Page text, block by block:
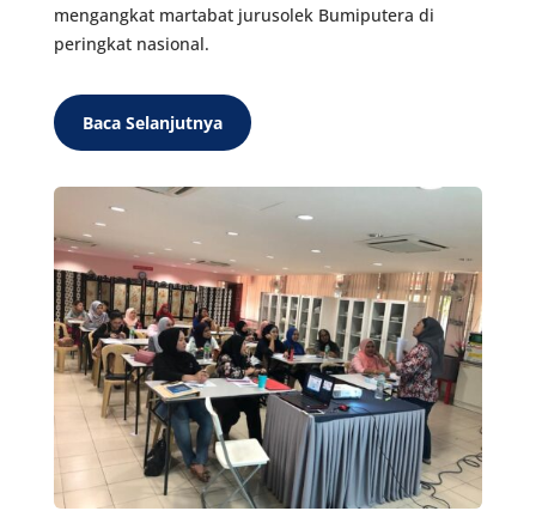
mengangkat martabat jurusolek Bumiputera di
peringkat nasional.
Baca Selanjutnya